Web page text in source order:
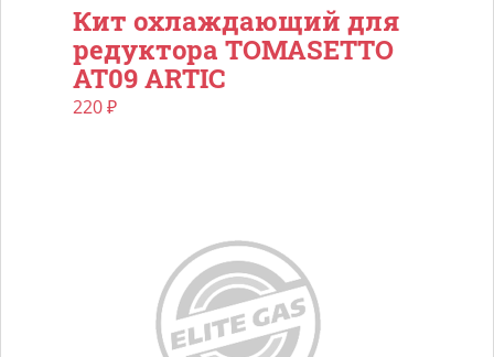
Кит охлаждающий для
редуктора TOMASETTO
AT09 ARTIC
220₽